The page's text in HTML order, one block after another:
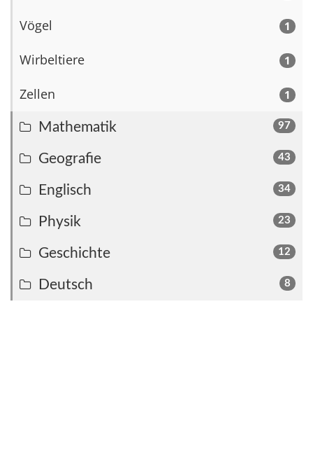
1
Vögel
1
Wirbeltiere
1
Zellen
97
Mathematik
43
Geografie
34
Englisch
23
Physik
12
Geschichte
8
Deutsch